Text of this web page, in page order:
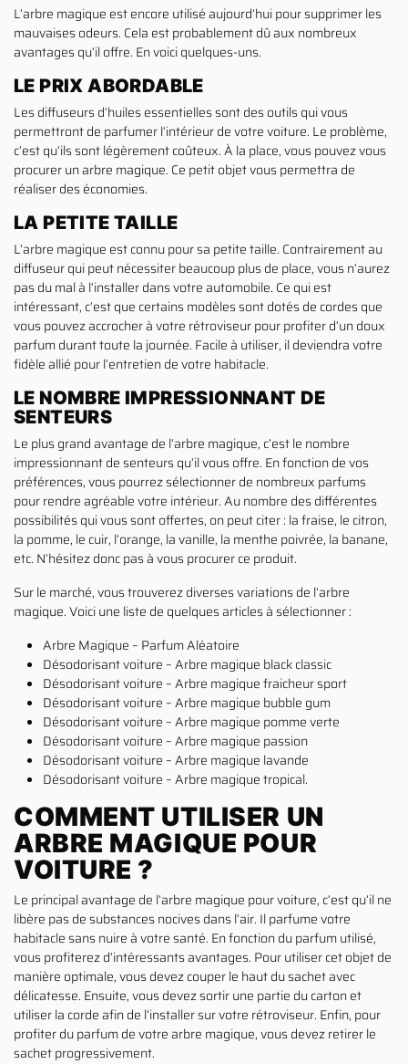
L’arbre magique est encore utilisé aujourd’hui pour supprimer les
mauvaises odeurs. Cela est probablement dû aux nombreux
avantages qu’il offre. En voici quelques-uns.
LE PRIX ABORDABLE
Les diffuseurs d’huiles essentielles sont des outils qui vous
permettront de parfumer l’intérieur de votre voiture. Le problème,
c’est qu’ils sont légèrement coûteux. À la place, vous pouvez vous
procurer un arbre magique. Ce petit objet vous permettra de
réaliser des économies.
LA PETITE TAILLE
L’arbre magique est connu pour sa petite taille. Contrairement au
diffuseur qui peut nécessiter beaucoup plus de place, vous n’aurez
pas du mal à l’installer dans votre automobile. Ce qui est
intéressant, c’est que certains modèles sont dotés de cordes que
vous pouvez accrocher à votre rétroviseur pour profiter d’un doux
parfum durant toute la journée. Facile à utiliser, il deviendra votre
fidèle allié pour l’entretien de votre habitacle.
LE NOMBRE IMPRESSIONNANT DE
SENTEURS
Le plus grand avantage de l’arbre magique, c’est le nombre
impressionnant de senteurs qu’il vous offre. En fonction de vos
préférences, vous pourrez sélectionner de nombreux parfums
pour rendre agréable votre intérieur. Au nombre des différentes
possibilités qui vous sont offertes, on peut citer : la fraise, le citron,
la pomme, le cuir, l’orange, la vanille, la menthe poivrée, la banane,
etc. N’hésitez donc pas à vous procurer ce produit.
Sur le marché, vous trouverez diverses variations de l’arbre
magique. Voici une liste de quelques articles à sélectionner :
Arbre Magique – Parfum Aléatoire
Désodorisant voiture – Arbre magique black classic
Désodorisant voiture – Arbre magique fraicheur sport
Désodorisant voiture – Arbre magique bubble gum
Désodorisant voiture – Arbre magique pomme verte
Désodorisant voiture – Arbre magique passion
Désodorisant voiture – Arbre magique lavande
Désodorisant voiture – Arbre magique tropical.
COMMENT UTILISER UN
ARBRE MAGIQUE POUR
VOITURE ?
Le principal avantage de l’arbre magique pour voiture, c’est qu’il ne
libère pas de substances nocives dans l’air. Il parfume votre
habitacle sans nuire à votre santé. En fonction du parfum utilisé,
vous profiterez d’intéressants avantages. Pour utiliser cet objet de
manière optimale, vous devez couper le haut du sachet avec
délicatesse. Ensuite, vous devez sortir une partie du carton et
utiliser la corde afin de l’installer sur votre rétroviseur. Enfin, pour
profiter du parfum de votre arbre magique, vous devez retirer le
sachet progressivement.